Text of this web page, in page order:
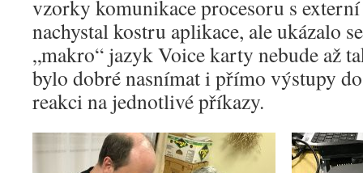
vzorky komunikace procesoru s
nachystal kostru aplikace, ale ukázalo
„makro“ jazyk Voice karty nebude až
bylo dobré nasnímat i přímo výstupy
reakci na jednotlivé příkazy.